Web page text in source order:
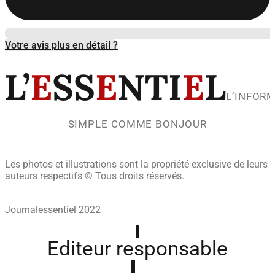
Votre avis plus en détail ?
L’ESSENTIEL
SIMPLE COMME BONJOUR
Les photos et illustrations sont la propriété exclusive de leurs
auteurs respectifs © Tous droits réservés.
Journalessentiel 2022
Editeur responsable